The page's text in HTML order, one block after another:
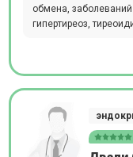
обмена,
гипертиреоз,